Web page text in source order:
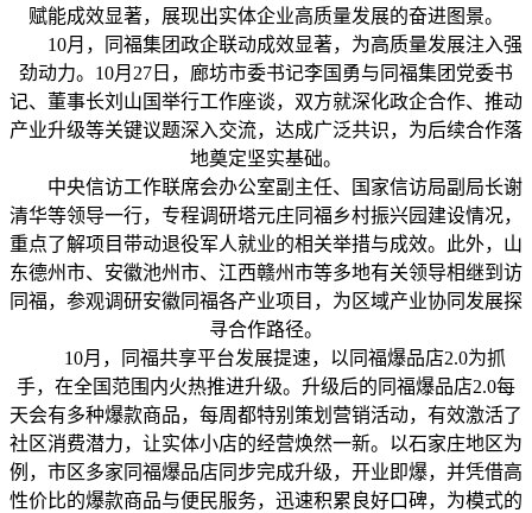
赋能成效显著，展现出实体企业高质量发展的奋进图景。
10月，同福集团政企联动成效显著，为高质量发展注入强
劲动力。10月27日，廊坊市委书记李国勇与同福集团党委书
记、董事长刘山国举行工作座谈，双方就深化政企合作、推动
产业升级等关键议题深入交流，达成广泛共识，为后续合作落
地奠定坚实基础。
中央信访工作联席会办公室副主任、国家信访局副局长谢
清华等领导一行，专程调研塔元庄同福乡村振兴园建设情况，
重点了解项目带动退役军人就业的相关举措与成效。此外，山
东德州市、安徽池州市、江西赣州市等多地有关领导相继到访
同福，参观调研安徽同福各产业项目，为区域产业协同发展探
寻合作路径。
10月，同福共享平台发展提速，以同福爆品店2.0为抓
手，在全国范围内火热推进升级。升级后的同福爆品店2.0每
天会有多种爆款商品，每周都特别策划营销活动，有效激活了
社区消费潜力，让实体小店的经营焕然一新。以石家庄地区为
例，市区多家同福爆品店同步完成升级，开业即爆，并凭借高
性价比的爆款商品与便民服务，迅速积累良好口碑，为模式的